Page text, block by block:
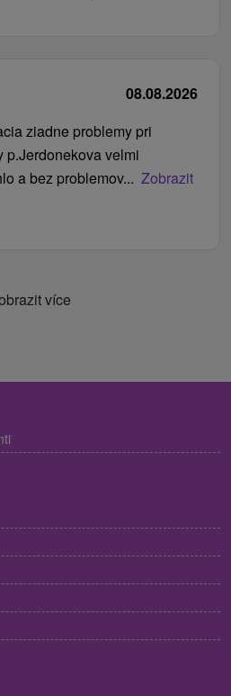
08.08.2026
ziadne problemy pri
velmi
a bez problemov... Zobrazit
více